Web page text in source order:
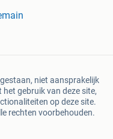
niet aansprakelijk
gebruik van deze site,
op deze site.
rechten voorbehouden.